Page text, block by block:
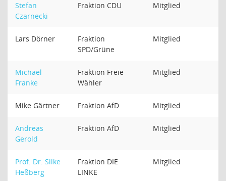
Stefan
Czarnecki
Fraktion CDU Mitglied
Lars Dörner
Fraktion
SPD/Grüne
Mitglied
Michael
Franke
Fraktion Freie
Wähler
Mitglied
Mike Gärtner Fraktion AfD Mitglied
Andreas
Gerold
Fraktion AfD Mitglied
Prof. Dr. Silke
Heßberg
Fraktion DIE
LINKE
Mitglied